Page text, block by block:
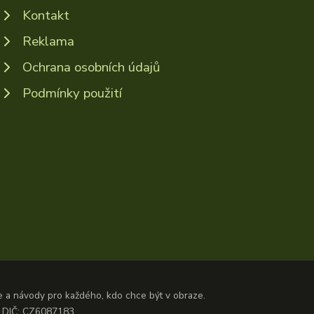
Kontakt
Reklama
Ochrana osobních údajů
Podmínky použití
návody pro každého, kdo chce být v obraze.